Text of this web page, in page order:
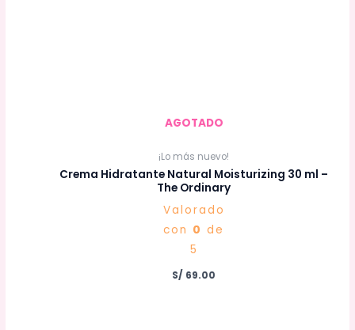
AGOTADO
¡Lo más nuevo!
Crema Hidratante Natural Moisturizing 30 ml –
The Ordinary
Valorado
con 0 de
5
S/ 69.00